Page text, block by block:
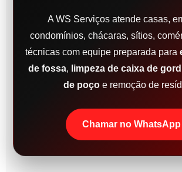
A WS Serviços atende casas,
condomínios, chácaras, sítios,
técnicas com equipe preparada para
de fossa, limpeza de caixa de
de poço e remoção de
Chamar no WhatsApp